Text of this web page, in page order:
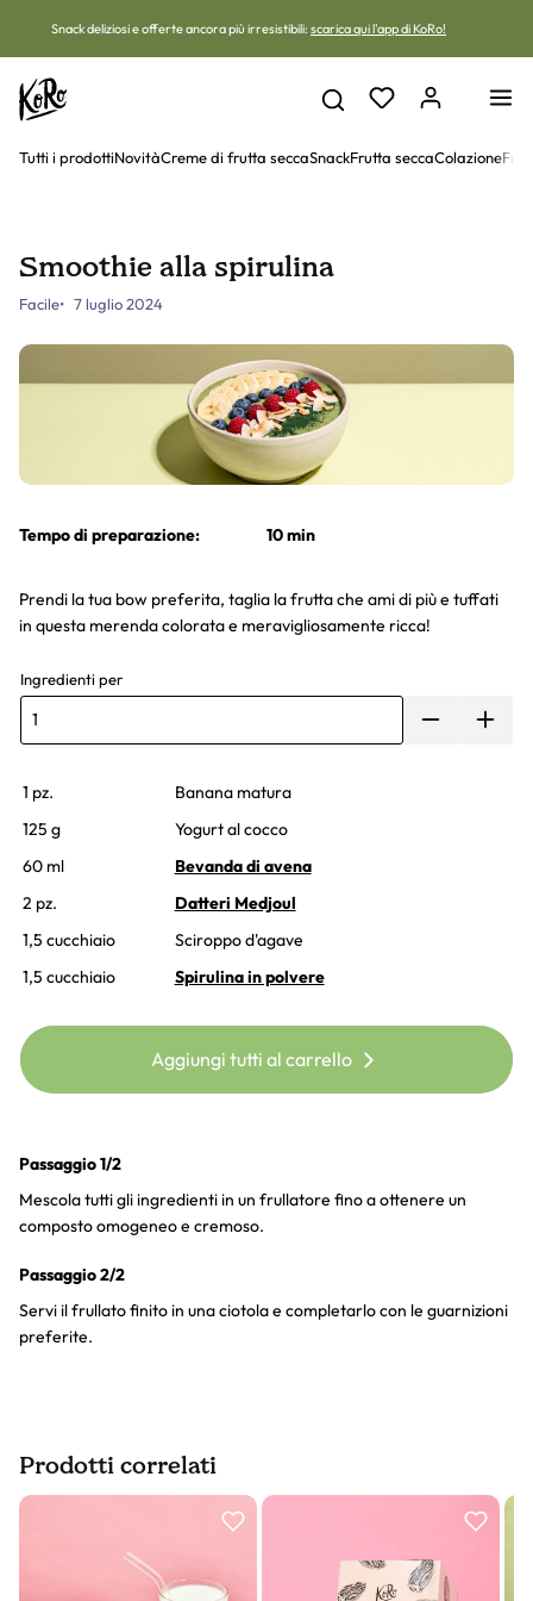
Snack deliziosi e offerte ancora più irresistibili: scarica qui l'app di KoRo!
Tutti i prodottiNovitàCreme di frutta seccaSnackFrutta seccaColazione
Smoothie alla spirulina
Facile 7 luglio 2024
Tempo di preparazione: 10 min
Prendi la tua bow preferita, taglia la frutta che ami di più e tuffati
in questa merenda colorata e meravigliosamente ricca!
Ingredienti per
1 pz.
Banana matura
125 g
Yogurt al cocco
60 ml
Bevanda di avena
2 pz.
Datteri Medjoul
1,5 cucchiaio
Sciroppo d'agave
1,5 cucchiaio
Spirulina in polvere
Aggiungi tutti al carrello
Passaggio 1/2
Mescola tutti gli ingredienti in un frullatore fino a ottenere un
composto omogeneo e cremoso.
Passaggio 2/2
Servi il frullato finito in una ciotola e completarlo con le guarnizioni
preferite.
Prodotti correlati
Slider prodotto